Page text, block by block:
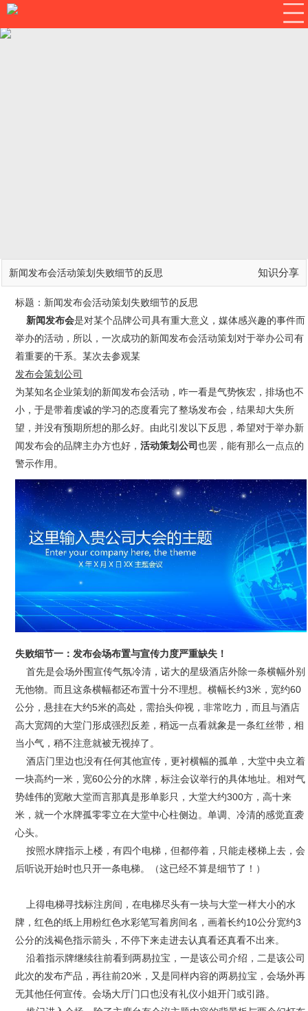
新闻发布会活动策划失败细节的反思 知识分享
标题：新闻发布会活动策划失败细节的反思
新闻发布会是对某个品牌公司具有重大意义，媒体感兴趣的事件而
举办的活动，所以，一次成功的新闻发布会活动策划对于举办公司有
着重要的干系。某次去参观某
发布会策划公司
为某知名企业策划的新闻发布会活动，咋一看是气势恢宏，排场也不
小，于是带着虔诚的学习的态度看完了整场发布会，结果却大失所
望，并没有预期所想的那么好。由此引发以下反思，希望对于举办新
闻发布会的品牌主办方也好，活动策划公司也罢，能有那么一点点的
警示作用。
失败细节一：发布会场布置与宣传力度严重缺失！
首先是会场外围宣传气氛冷清，诺大的星级酒店外除一条横幅外别
无他物。而且这条横幅都还布置十分不理想。横幅长约3米，宽约60
公分，悬挂在大约5米的高处，需抬头仰视，非常吃力，而且与酒店
高大宽阔的大堂门形成强烈反差，稍远一点看就象是一条红丝带，相
当小气，稍不注意就被无视掉了。
酒店门里边也没有任何其他宣传，更衬横幅的孤单，大堂中央立着
一块高约一米，宽60公分的水牌，标注会议举行的具体地址。相对气
势雄伟的宽敞大堂而言那真是形单影只，大堂大约300方，高十来
米，就一个水牌孤零零立在大堂中心柱侧边。单调、冷清的感觉直袭
心头。
按照水牌指示上楼，有四个电梯，但都停着，只能走楼梯上去，会
后听说开始时也只开一条电梯。（这已经不算是细节了！）
上得电梯寻找标注房间，在电梯尽头有一块与大堂一样大小的水
牌，红色的纸上用粉红色水彩笔写着房间名，画着长约10公分宽约3
公分的浅褐色指示箭头，不停下来走进去认真看还真看不出来。
沿着指示牌继续往前看到两易拉宝，一是该公司介绍，二是该公司
此次的发布产品，再往前20米，又是同样内容的两易拉宝，会场外再
无其他任何宣传。会场大厅门口也没有礼仪小姐开门或引路。